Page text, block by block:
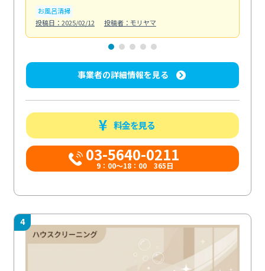
お風呂清掃
投稿日：2025/02/12
投稿者：モリヤマ
事業者の詳細情報を見る
料金を見る
03-5640-0211
9：00～18：00 365日
4